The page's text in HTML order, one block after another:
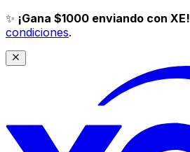
✨ ¡Gana $1000 enviando con XE!
condiciones.